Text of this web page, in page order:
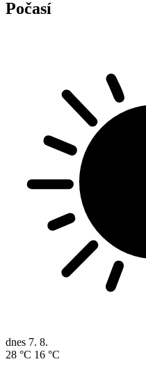
Počasí
dnes 7. 8.
28 °C 16 °C